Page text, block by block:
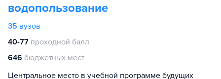
водопользование
35 вузов
40-77 проходной балл
646 бюджетных мест
Центральное место в учебной программе будущих